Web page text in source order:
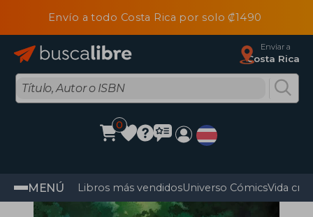
Envío a todo Costa Rica por solo ₡1490
Enviar a
Costa Rica
0
MENÚ Libros más vendidosUniverso CómicsVida